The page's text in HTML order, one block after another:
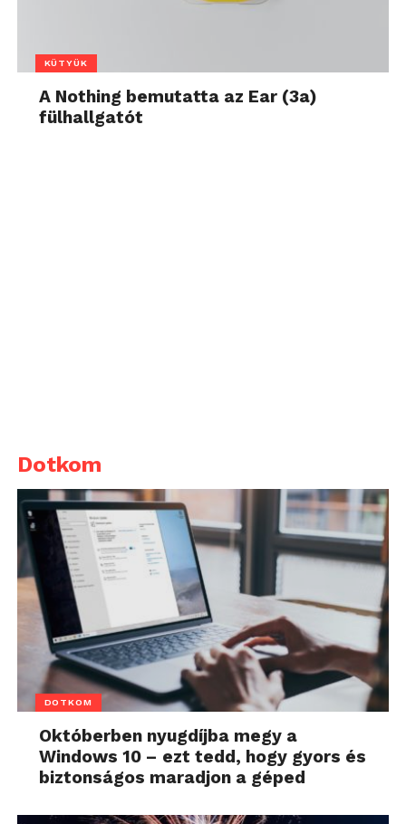
KÜTYÜK
A Nothing bemutatta az Ear (3a)
fülhallgatót
Dotkom
DOTKOM
Októberben nyugdíjba megy a
Windows 10 – ezt tedd, hogy gyors és
biztonságos maradjon a géped